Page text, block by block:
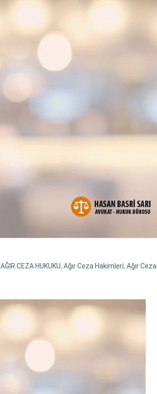
AĞIR CEZA HUKUKU, Ağır Ceza Hakimleri, Ağır Ceza